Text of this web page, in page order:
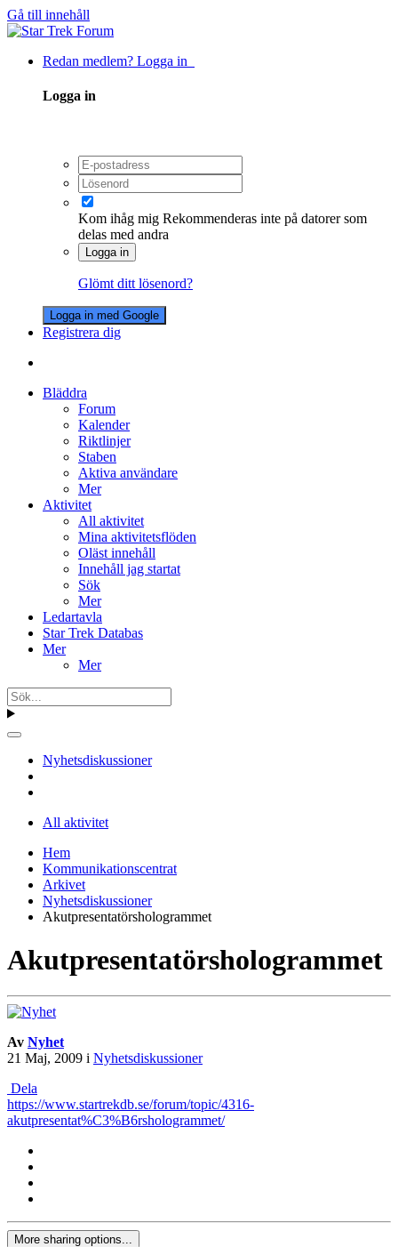
Gå till innehåll
Redan medlem? Logga in
Logga in
Kom ihåg mig Rekommenderas inte på datorer som
delas med andra
Logga in
Glömt ditt lösenord?
Logga in med Google
Registrera dig
Bläddra
Forum
Kalender
Riktlinjer
Staben
Aktiva användare
Mer
Aktivitet
All aktivitet
Mina aktivitetsflöden
Oläst innehåll
Innehåll jag startat
Sök
Mer
Ledartavla
Star Trek Databas
Mer
Mer
Nyhetsdiskussioner
All aktivitet
Hem
Kommunikationscentrat
Arkivet
Nyhetsdiskussioner
Akutpresentatörshologrammet
Akutpresentatörshologrammet
Av Nyhet
21 Maj, 2009 i Nyhetsdiskussioner
Dela
https://www.startrekdb.se/forum/topic/4316-
akutpresentat%C3%B6rshologrammet/
More sharing options...